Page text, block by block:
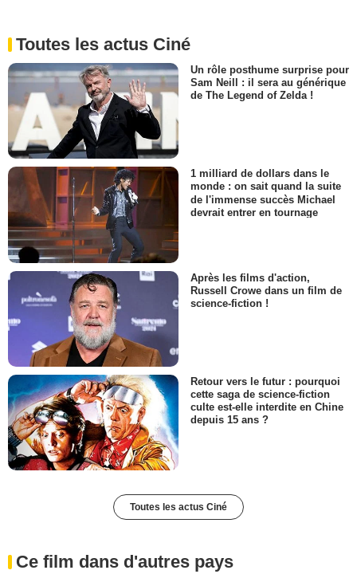
Toutes les actus Ciné
Un rôle posthume surprise pour
Sam Neill : il sera au générique
de The Legend of Zelda !
1 milliard de dollars dans le
monde : on sait quand la suite
de l'immense succès Michael
devrait entrer en tournage
Après les films d'action,
Russell Crowe dans un film de
science-fiction !
Retour vers le futur : pourquoi
cette saga de science-fiction
culte est-elle interdite en Chine
depuis 15 ans ?
Toutes les actus Ciné
Ce film dans d'autres pays